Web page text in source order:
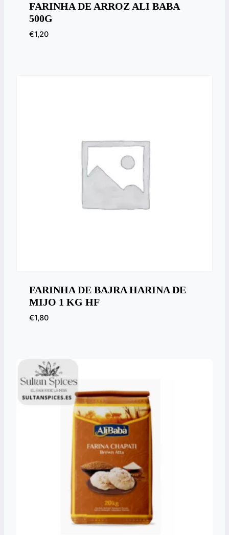
FARINHA DE ARROZ ALI BABA
500G
€1,20
FARINHA DE BAJRA HARINA DE
MIJO 1 KG HF
€1,80